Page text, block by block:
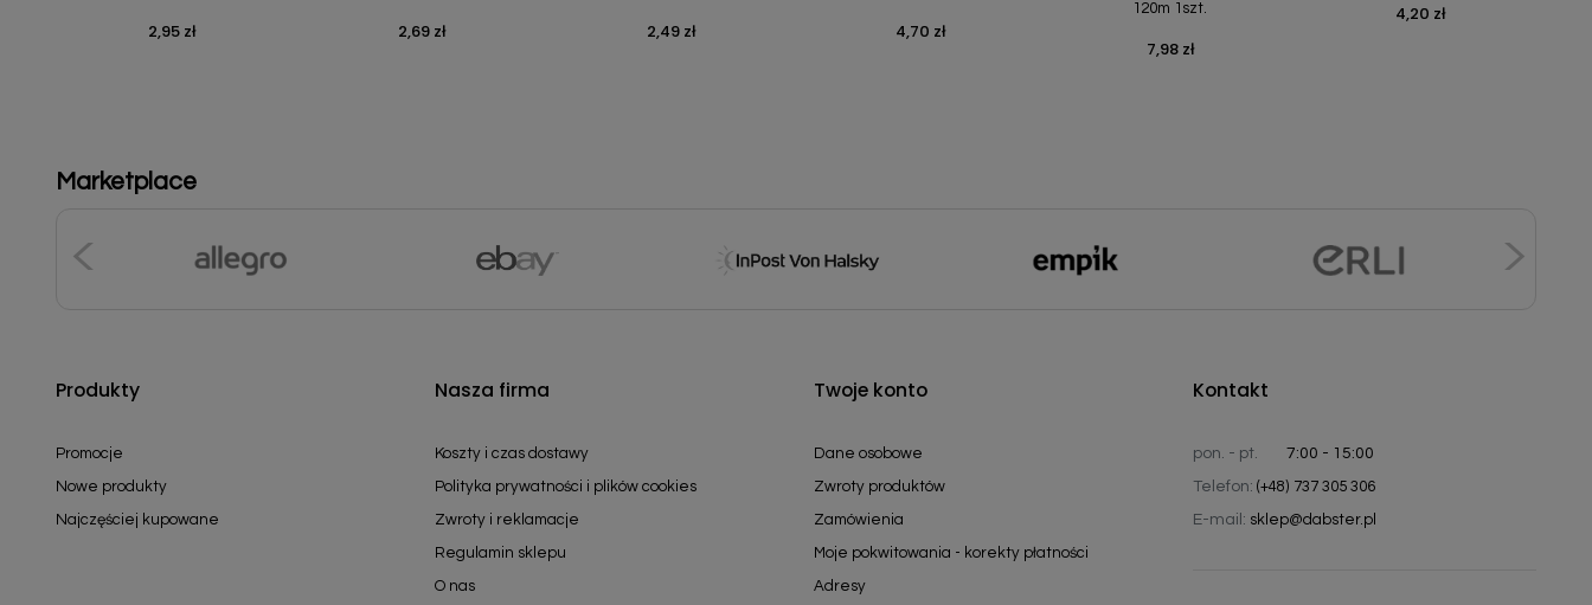
Cena
2,95 zł Cena
2,69 zł Cena
2,49 zł Cena
4,70 zł
120m 1szt.
Cena
7,98 zł
Cena
4,20 zł
Marketplace
Produkty
Promocje
Nowe produkty
Najczęściej kupowane
Nasza firma
Koszty i czas dostawy
Polityka prywatności i plików cookies
Zwroty i reklamacje
Regulamin sklepu
O nas
Twoje konto
Dane osobowe
Zwroty produktów
Zamówienia
Moje pokwitowania - korekty płatności
Adresy
Kontakt
pon. - pt.
7:00 - 15:00
Telefon: (+48) 737 305 306
E-mail: sklep@dabster.pl